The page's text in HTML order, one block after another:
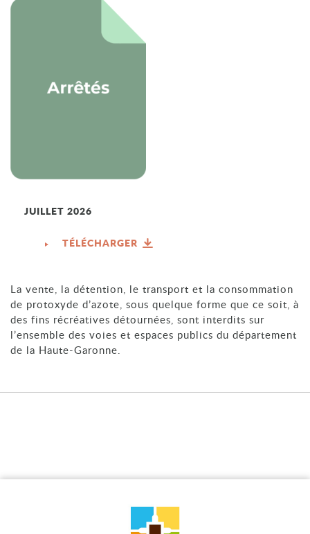
JUILLET 2026
TÉLÉCHARGER
La vente, la détention, le transport et la consommation
de protoxyde d’azote, sous quelque forme que ce soit, à
des fins récréatives détournées, sont interdits sur
l’ensemble des voies et espaces publics du département
de la Haute-Garonne.